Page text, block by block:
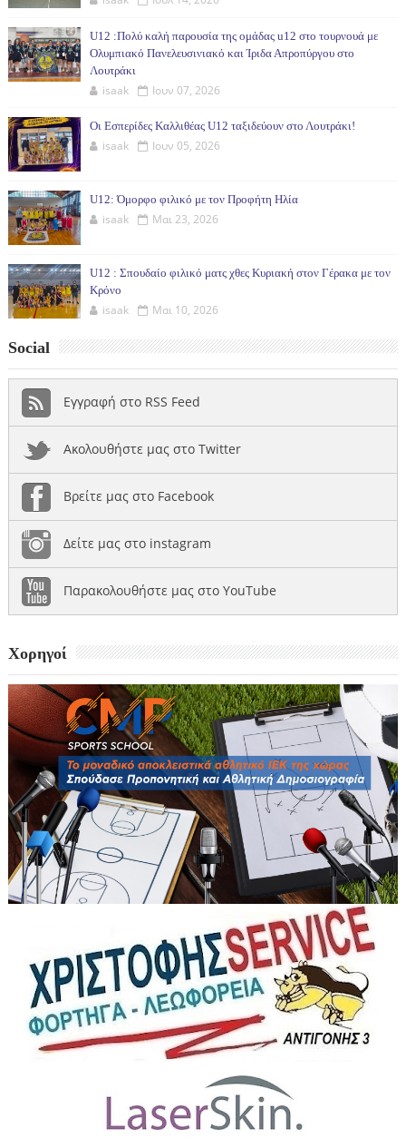
U12 :Πολύ καλή παρουσία της ομάδας u12 στο τουρνουά με
Ολυμπιακό Πανελευσινιακό και Ίριδα Απροπύργου στο
Λουτράκι
isaak Ιουν 07, 2026
Οι Εσπερίδες Καλλιθέας U12 ταξιδεύουν στο Λουτράκι!
isaak Ιουν 05, 2026
U12: Όμορφο φιλικό με τον Προφήτη Ηλία
isaak Μαι 23, 2026
U12 : Σπουδαίο φιλικό ματς χθες Κυριακή στον Γέρακα με τον
Κρόνο
isaak Μαι 10, 2026
Social
Εγγραφή στο RSS Feed
Ακολουθήστε μας στο Twitter
Βρείτε μας στο Facebook
Δείτε μας στο instagram
Παρακολουθήστε μας στο YouTube
Χορηγοί